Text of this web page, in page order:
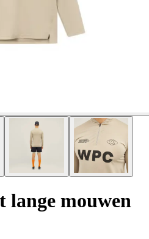
lange mouwen